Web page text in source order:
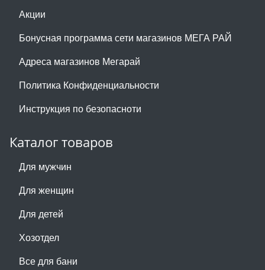
Акции
Бонусная программа сети магазинов МЕГА РАЙ
Адреса магазинов Мегарай
Политика Конфиденциальности
Инструкция по безопасноти
Каталог товаров
Для мужчин
Для женщин
Для детей
Хозотдел
Все для бани